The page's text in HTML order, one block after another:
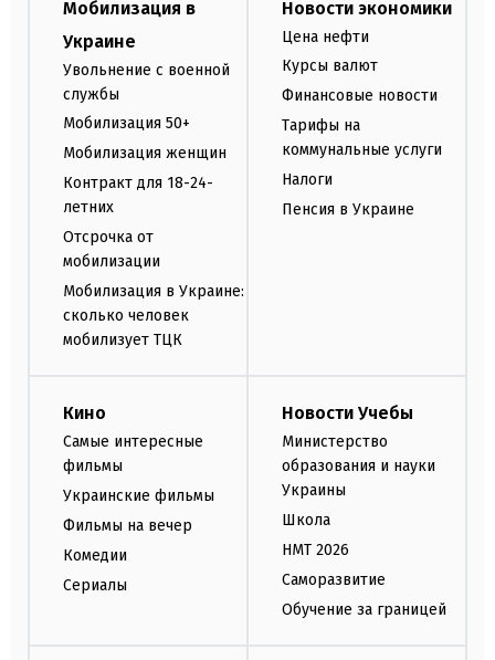
Мобилизация в
Украине
Увольнение с военной
службы
Мобилизация 50+
Мобилизация женщин
Контракт для 18-24-
летних
Отсрочка от
мобилизации
Мобилизация в Украине:
сколько человек
мобилизует ТЦК
Новости экономики
Цена нефти
Курсы валют
Финансовые новости
Тарифы на
коммунальные услуги
Налоги
Пенсия в Украине
Кино
Самые интересные
фильмы
Украинские фильмы
Фильмы на вечер
Комедии
Сериалы
Новости Учебы
Министерство
образования и науки
Украины
Школа
НМТ 2026
Саморазвитие
Обучение за границей